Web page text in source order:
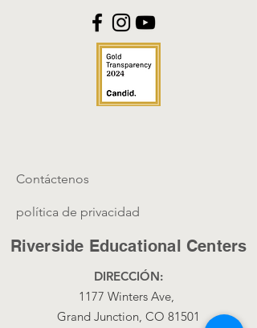
DIRECCIÓN:
1177 Winters Ave,
Grand Junction, CO 81501
Riverside Educational Centers
Contáctenos
política de privacidad